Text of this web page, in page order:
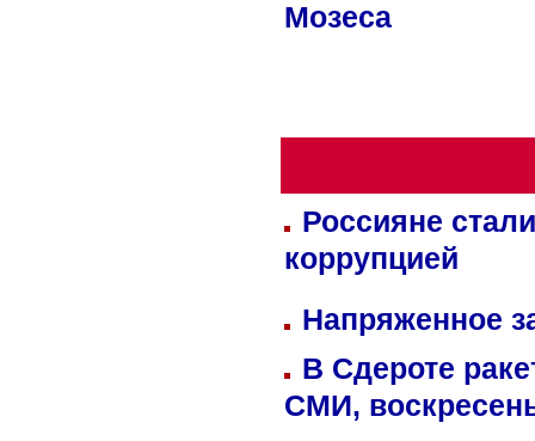
Мозеса
Россияне
коррупцией
Напряженное
В Сдероте
СМИ,